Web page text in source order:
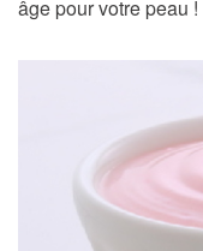
âge pour votre peau !